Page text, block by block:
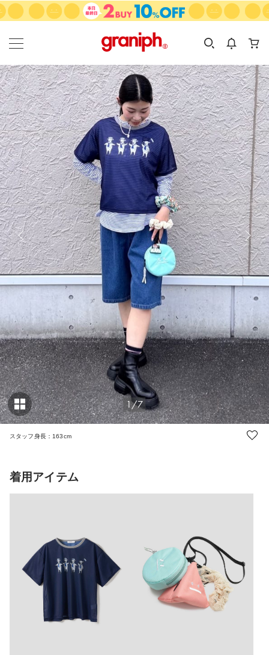
カテゴリーから探す
KIDS
カテゴリ
サイズ
1/7
スタッフ身長：163cm
着用アイテム